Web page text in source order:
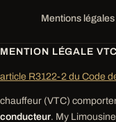
Mentions légales
MENTION LÉGALE VTC
article R3122-2 du Code
chauffeur (VTC)
conducteur. My